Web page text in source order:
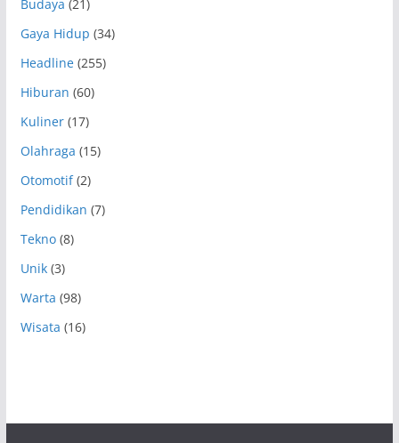
Budaya (21)
Gaya Hidup (34)
Headline(255)
Hiburan (60)
Kuliner(17)
Olahraga (15)
Otomotif(2)
Pendidikan (7)
Tekno(8)
Unik(3)
Warta (98)
Wisata (16)